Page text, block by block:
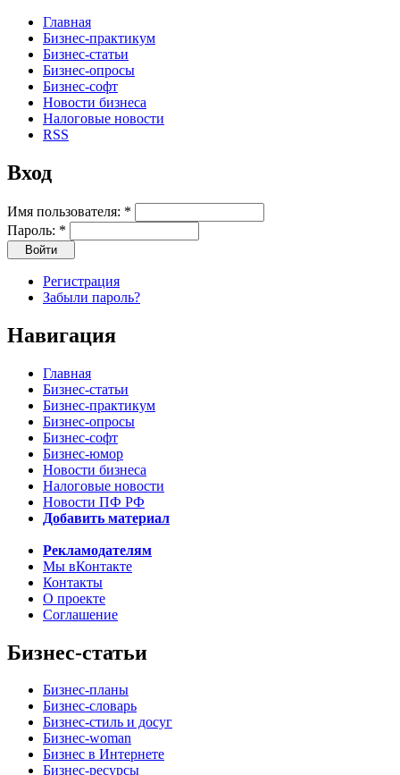
Главная
Бизнес-практикум
Бизнес-статьи
Бизнес-опросы
Бизнес-софт
Новости бизнеса
Налоговые новости
RSS
Вход
Имя пользователя: *
Пароль: *
Регистрация
Забыли пароль?
Навигация
Главная
Бизнес-статьи
Бизнес-практикум
Бизнес-опросы
Бизнес-софт
Бизнес-юмор
Новости бизнеса
Налоговые новости
Новости ПФ РФ
Добавить материал
Рекламодателям
Мы вКонтакте
Контакты
О проекте
Соглашение
Бизнес-статьи
Бизнес-планы
Бизнес-словарь
Бизнес-стиль и досуг
Бизнес-woman
Бизнес в Интернете
Бизнес-ресурсы